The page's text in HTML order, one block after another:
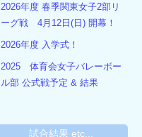
2026年度 春季関東女子2部リ
ーグ戦 4月12日(日) 開幕！
2026年度 入学式！
2025 体育会女子バレーボー
ル部 公式戦予定 & 結果
試合結果 etc...